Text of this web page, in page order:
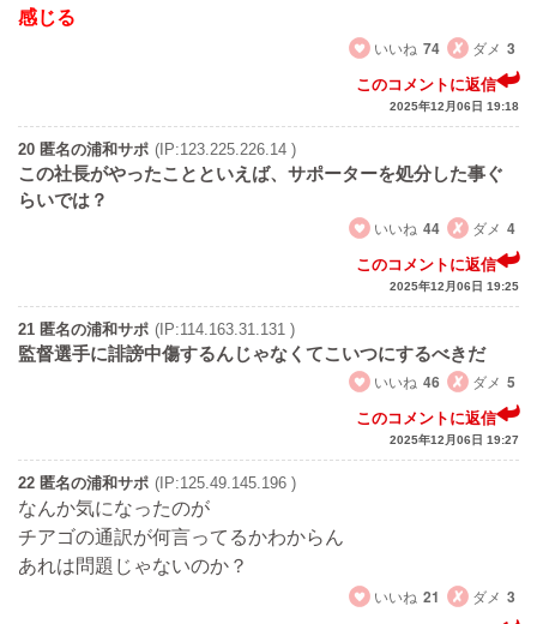
感じる
いいね 74 ダメ 3
このコメントに返信
2025年12月06日 19:18
20 匿名の浦和サポ (IP:123.225.226.14 )
この社長がやったことといえば、サポーターを処分した事ぐ
らいでは？
いいね 44 ダメ 4
このコメントに返信
2025年12月06日 19:25
21 匿名の浦和サポ (IP:114.163.31.131 )
監督選手に誹謗中傷するんじゃなくてこいつにするべきだ
いいね 46 ダメ 5
このコメントに返信
2025年12月06日 19:27
22 匿名の浦和サポ (IP:125.49.145.196 )
なんか気になったのが
チアゴの通訳が何言ってるかわからん
あれは問題じゃないのか？
いいね 21 ダメ 3